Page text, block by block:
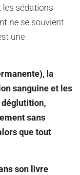
les sédations
ne se souvient
une
la
sanguine et les
sans
que tout
son livre